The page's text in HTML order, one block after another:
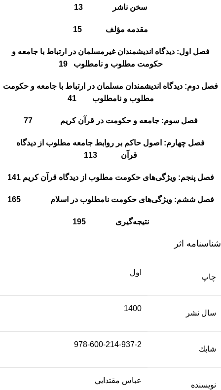
سخن ناشر 13
مقدمه مؤلف 15
فصل اول: دیدگاه اندیشمندان غیرمسلمان در ارتباط با جامعه و
حکومت مطلوب و نامطلوب 19
فصل دوم: دیدگاه اندیشمندان مسلمان در ارتباط با جامعه و حکومت
مطلوب و نامطلوب 41
فصل سوم: جامعه و حکومت در قرآن کریم 77
فصل چهارم: اصول حاکم بر روابط جامعه مطلوب از دیدگاه
قرآن 113
فصل پنجم: ویژگی‌های حکومت مطلوب از دیدگاه قرآن کریم 141
فصل ششم: ویژگی‌های حکومت نامطلوب در اسلام 165
نتیجه‌گیری 195
شناسنامه اثر
چاپ
اول
سال نشر
1400
شابك
978-600-214-937-2
نویسنده
عباس مقتدايي